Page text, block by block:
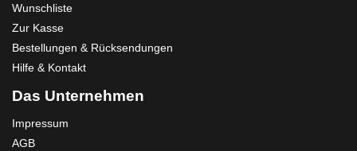
Wunschliste
Zur Kasse
Bestellungen & Rücksendungen
Hilfe & Kontakt
Das Unternehmen
Impressum
AGB